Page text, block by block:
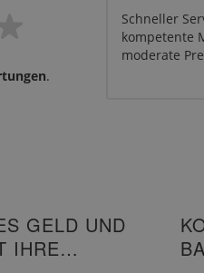
.
Schneller
kompetente
moderate
GELD UND
IHRE